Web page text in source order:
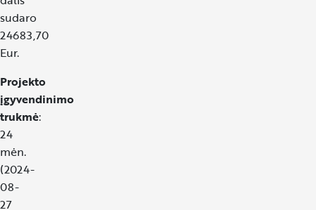
sudaro
24683,70
Eur.
Projekto
įgyvendinimo
trukmė:
24
mėn.
(2024-
08-
27